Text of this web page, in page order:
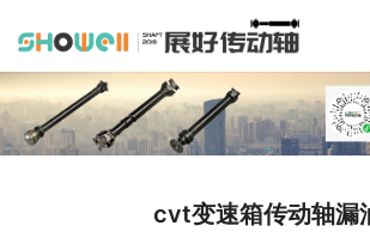
cvt变速箱传动轴漏